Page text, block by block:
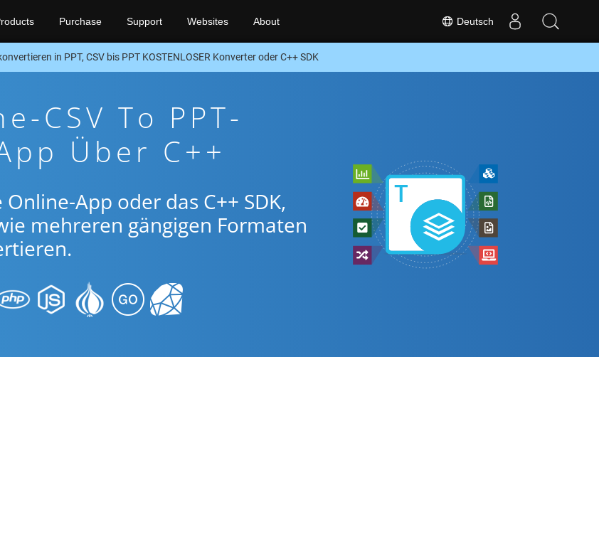
Deutsch
Purchase Support Websites About
in PPT, CSV bis PPT KOSTENLOSER Konverter oder C++ SDK
CSV To PPT-
Über C++
App oder das C++ SDK,
mehreren gängigen Formaten